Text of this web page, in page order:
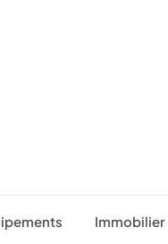
Immobilier